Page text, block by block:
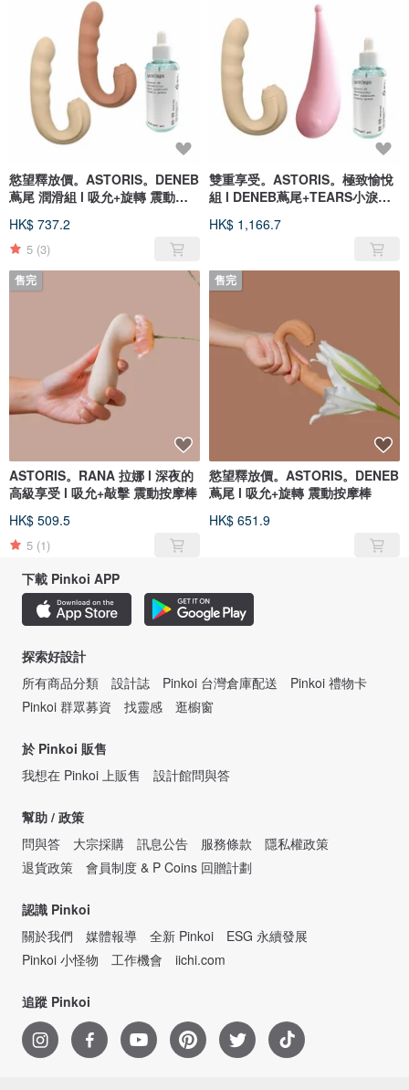
慾望釋放價。ASTORIS。DENEB
蔦尾 潤滑組 l 吸允+旋轉 震動按
HK$ 737.2
5 (3)
雙重享受。ASTORIS。極致愉悅
組 l DENEB蔦尾+TEARS小淚滴
HK$ 1,166.7
售完
ASTORIS。RANA 拉娜 l 深夜的
高級享受 l 吸允+敲擊 震動按摩棒
HK$ 509.5
5 (1)
售完
慾望釋放價。ASTORIS。DENEB
蔦尾 l 吸允+旋轉 震動按摩棒
HK$ 651.9
下載 Pinkoi APP
探索好設計
所有商品分類
設計誌 Pinkoi 台灣倉庫配送
Pinkoi 禮物卡
Pinkoi 群眾募資
找靈感 逛櫥窗
於 Pinkoi 販售
我想在 Pinkoi 上販售
設計館問與答
幫助 / 政策
問與答
大宗採購 訊息公告 服務條款
隱私權政策
退貨政策
會員制度 & P Coins 回贈計劃
認識 Pinkoi
關於我們
媒體報導 全新 Pinkoi
ESG 永續發展
Pinkoi 小怪物
工作機會 iichi.com
追蹤 Pinkoi